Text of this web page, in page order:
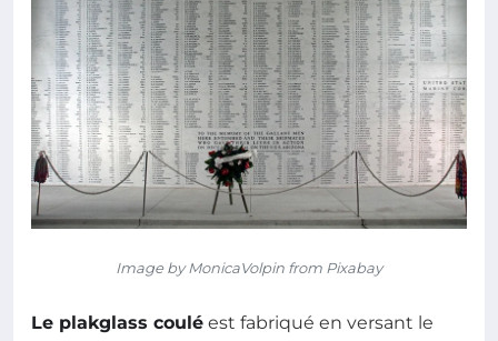
Image by MonicaVolpin from Pixabay
Le plakglass coulé est fabriqué en versant le